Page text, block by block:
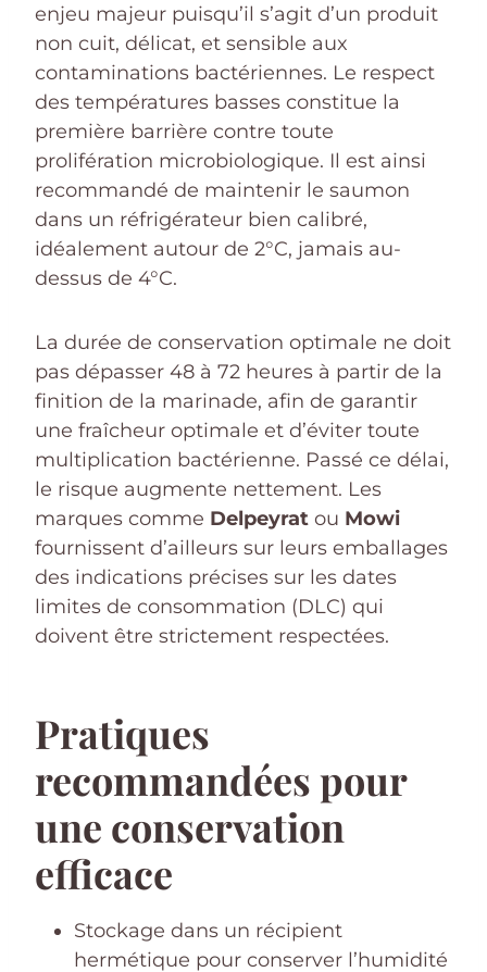
enjeu majeur puisqu’il s’agit d’un produit
non cuit, délicat, et sensible aux
contaminations bactériennes. Le respect
des températures basses constitue la
première barrière contre toute
prolifération microbiologique. Il est ainsi
recommandé de maintenir le saumon
dans un réfrigérateur bien calibré,
idéalement autour de 2°C, jamais au-
dessus de 4°C.
La durée de conservation optimale ne doit
pas dépasser 48 à 72 heures à partir de la
finition de la marinade, afin de garantir
une fraîcheur optimale et d’éviter toute
multiplication bactérienne. Passé ce délai,
le risque augmente nettement. Les
marques comme Delpeyrat ou Mowi
fournissent d’ailleurs sur leurs emballages
des indications précises sur les dates
limites de consommation (DLC) qui
doivent être strictement respectées.
Pratiques
recommandées pour
une conservation
efficace
Stockage dans un récipient
hermétique pour conserver l’humidité